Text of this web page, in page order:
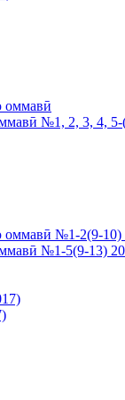
№1, 2, 3, 4, 5-
№1-5(9-13)